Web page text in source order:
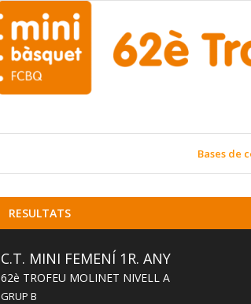
Bases de
RESULTATS
C.T. MINI FEMENÍ 1R. ANY
62è TROFEU MOLINET NIVELL A
GRUP B